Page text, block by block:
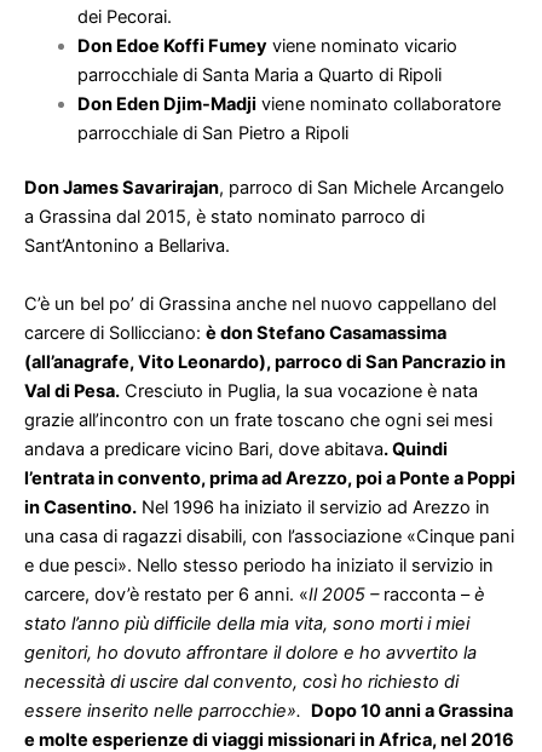
dei Pecorai.
Don Edoe Koffi Fumeyviene nominato vicario
parrocchiale di Santa Maria a Quarto di Ripoli
Don Eden Djim-Madji viene nominato collaboratore
parrocchiale di San Pietro a Ripoli
Don James Savarirajan, parroco di San Michele Arcangelo
a Grassina dal 2015, è stato nominato parroco di
Sant’Antonino a Bellariva.
C’è un bel po’ di Grassina anche nel nuovo cappellano del
carcere di Sollicciano: è don Stefano Casamassima
(all’anagrafe, Vito Leonardo), parroco di San Pancrazio in
Val di Pesa. Cresciuto in Puglia, la sua vocazione è nata
grazie all’incontro con un frate toscano che ogni sei mesi
andava a predicare vicino Bari, dove abitava. Quindi
l’entrata in convento, prima ad Arezzo, poi a Ponte a Poppi
in Casentino. Nel 1996 ha iniziato il servizio ad Arezzo in
una casa di ragazzi disabili, con l’associazione «Cinque pani
e due pesci». Nello stesso periodo ha iniziato il servizio in
carcere, dov’è restato per 6 anni. «Il 2005 –racconta –è
stato l’anno più difficile della mia vita, sono morti i miei
genitori, ho dovuto affrontare il dolore e ho avvertito la
necessità di uscire dal convento, così ho richiesto di
essere inserito nelle parrocchie». Dopo 10 anni a Grassina
e molte esperienze di viaggi missionari in Africa, nel 2016